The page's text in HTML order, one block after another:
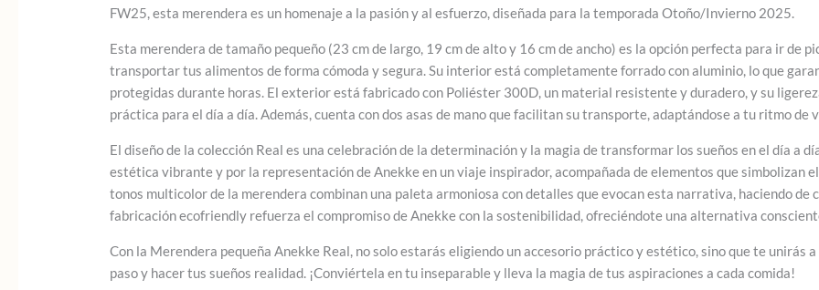
FW25, esta merendera es un homenaje a la pasión y al esfuerzo, diseñada para la temporada Otoño/Invierno 2025.
Esta merendera de tamaño pequeño (23 cm de largo, 19 cm de alto y 16 cm de ancho) es la opción perfecta para ir de
transportar tus alimentos de forma cómoda y segura. Su interior está completamente forrado con aluminio, lo que
protegidas durante horas. El exterior está fabricado con Poliéster 300D, un material resistente y duradero, y su
práctica para el día a día. Además, cuenta con dos asas de mano que facilitan su transporte, adaptándose a tu ritmo de
El diseño de la colección Real es una celebración de la determinación y la magia de transformar los sueños en el día a
estética vibrante y por la representación de Anekke en un viaje inspirador, acompañada de elementos que simbolizan
tonos multicolor de la merendera combinan una paleta armoniosa con detalles que evocan esta narrativa, haciendo de
fabricación ecofriendly refuerza el compromiso de Anekke con la sostenibilidad, ofreciéndote una alternativa
Con la Merendera pequeña Anekke Real, no solo estarás eligiendo un accesorio práctico y estético, sino que te unirás
paso y hacer tus sueños realidad. ¡Conviértela en tu inseparable y lleva la magia de tus aspiraciones a cada comida!